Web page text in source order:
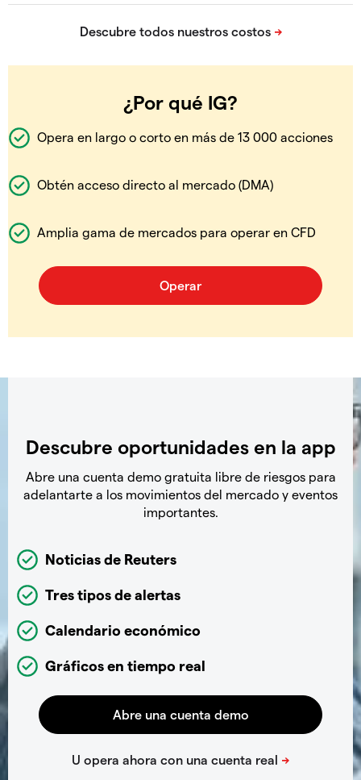
¿Por qué IG?
Opera en largo o corto en más de 13 000 acciones
Obtén acceso directo al mercado (DMA)
Amplia gama de mercados para operar en CFD
Descubre oportunidades en la app
Abre una cuenta demo gratuita libre de riesgos para
adelantarte a los movimientos del mercado y eventos
importantes.
Noticias de Reuters
Tres tipos de alertas
Calendario económico
Gráficos en tiempo real